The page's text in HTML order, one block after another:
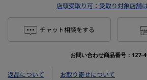
店頭受取り可： 受取り対象店舗
チャット相談をする
お問い合わせ商品番号： 127-
返品について お取り寄せについて